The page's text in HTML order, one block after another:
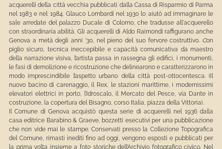
acquerelli della città vecchia pubblicati dalla Cassa di Risparmio di Parma
nel 1983 e nel 1984. Glauco Lombardi nel 1930 lo aiutò ad immaginare le
sale arredate del palazzo Ducale di Colorno, che tradusse all'acquerello
con straordinaria abilità. Gli acquerelli di Aldo Raimondi raffigurano anche
Genova a metà degli anni ’30, nel pieno del suo fervore costruttivo. Con
piglio sicuro, tecnica ineccepibile e capacità comunicativa da maestro
della narrazione visiva, l’artista passa in rassegna gli edifici, i monumenti,
le fasi di demolizione e ricostruzione che delinearono e caratterizzarono in
modo imprescindibile l’aspetto urbano della città post-ottocentesca. (Il
nuovo bacino di carenaggio, il Rex, le stazioni marittime, i modernissimi
elevatori elettrici in porto, l’Idroscalo, il Mercato del Pesce, via Dante in
costruzione, la copertura del Bisagno, corso Italia, piazza della Vittoria).
Il Comune di Genova acquistò questa serie di acquerelli nel 1936 dalla
casa editrice Barabino & Graeve, bozzetti esecutivi per una pubblicazione
che non vide mai le stampe. Conservati presso la Collezione Topografica
del Comune, rimasti inediti fino ad oggi, vengono esposti e pubblicati per
la prima volta insieme a foto storiche dell’Archivio fotografico civico. Nel